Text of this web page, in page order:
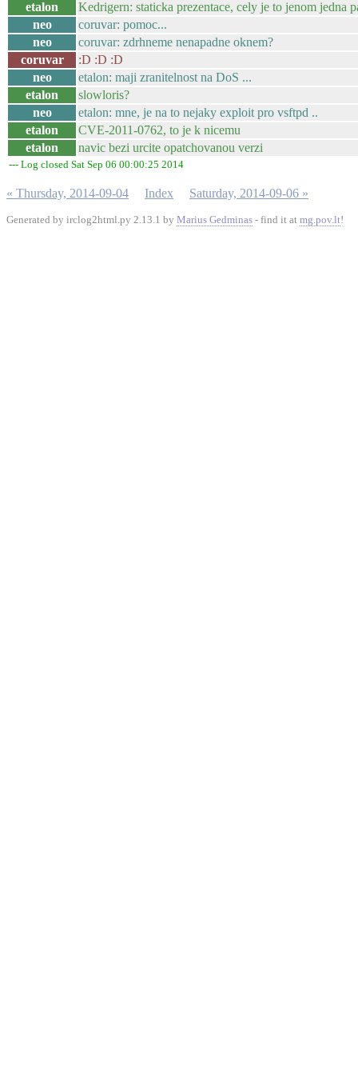
etalon
Kedrigern: staticka prezentace, cely je to jenom jedna
neo
coruvar: pomoc...
neo
coruvar: zdrhneme nenapadne oknem?
coruvar
:D :D :D
neo
etalon: maji zranitelnost na DoS ...
etalon
slowloris?
neo
etalon: mne, je na to nejaky exploit pro vsftpd ..
etalon
CVE-2011-0762, to je k nicemu
etalon
navic bezi urcite opatchovanou verzi
--- Log closed Sat Sep 06 00:00:25 2014
« Thursday, 2014-09-04 Index Saturday, 2014-09-06 »
Generated by irclog2html.py 2.13.1 by Marius Gedminas - find it at mg.pov.lt!